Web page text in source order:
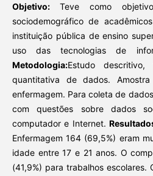
Objetivo:Teve como
sociodemográfico de
instituição pública de ensino
uso das tecnologias de
Metodologia:Estudo descritivo,
quantitativa de dados.
enfermagem. Para coleta de
com questões sobre dados
computador e Internet.
Enfermagem 164 (69,5%) eram
idade entre 17 e 21 anos. O
(41,9%) para trabalhos escolares.